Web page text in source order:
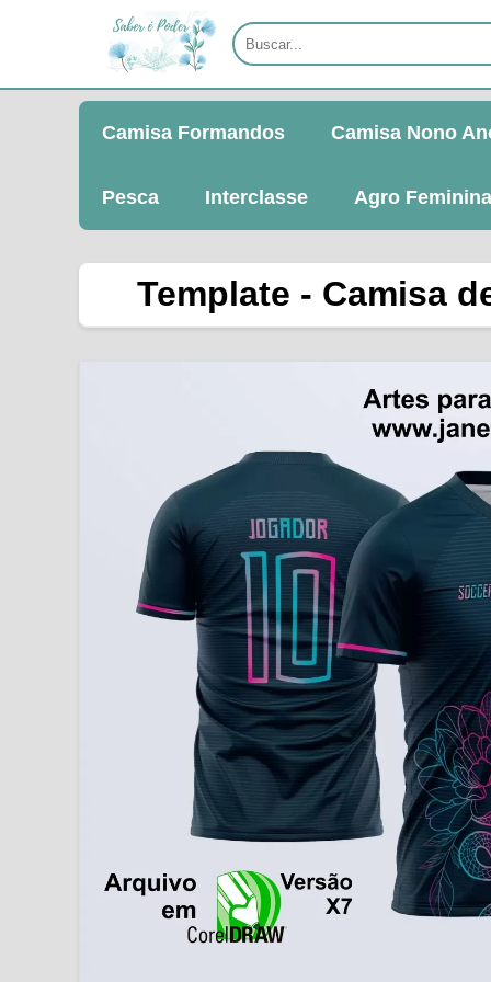
Camisa Formandos Camisa Nono
Pesca Interclasse Agro Feminina
Template - Camisa